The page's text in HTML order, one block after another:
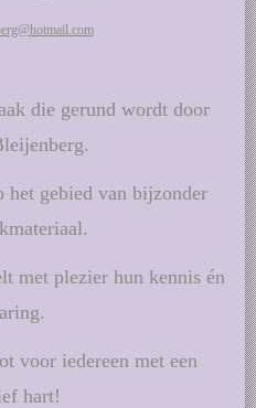
die gerund wordt door
het gebied van bijzonder
met plezier hun kennis én
voor iedereen met een
hart!